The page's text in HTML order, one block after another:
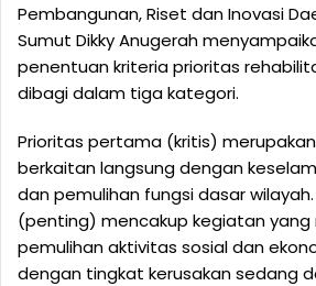
Pembangunan, Riset dan Inovasi
Sumut Dikky Anugerah
penentuan kriteria prioritas
dibagi dalam tiga kategori.
Prioritas pertama (kritis)
berkaitan langsung dengan
dan pemulihan fungsi dasar
(penting) mencakup kegiatan yang
pemulihan aktivitas sosial dan
dengan tingkat kerusakan sedang